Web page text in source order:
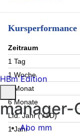
Kursperformance
Zeitraum
1 Tag
1 Woche
1 Monat
6 Monate
Lfd. Jahr (YTD)
1 Jahr
HBm Edition
manager-
Abo mm